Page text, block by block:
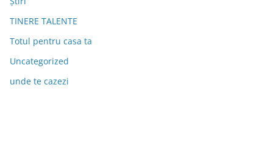
TINERE TALENTE
Totul pentru casa ta
Uncategorized
unde te cazezi